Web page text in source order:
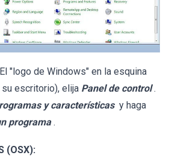
"logo de Windows" en la esquina
escritorio), elija Panel de control .
y características y haga
programa .
(OSX):